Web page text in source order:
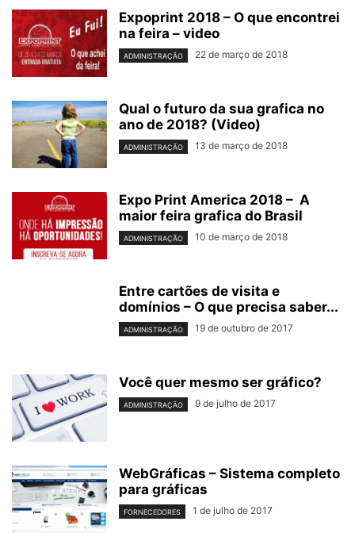
Expoprint 2018 – O que encontrei
na feira – video
ADMINISTRAÇÃO 22 de março de 2018
Qual o futuro da sua grafica no
ano de 2018? (Video)
ADMINISTRAÇÃO 13 de março de 2018
Expo Print America 2018 – A
maior feira grafica do Brasil
ADMINISTRAÇÃO 10 de março de 2018
Entre cartões de visita e
domínios – O que precisa saber...
ADMINISTRAÇÃO 19 de outubro de 2017
Você quer mesmo ser gráfico?
ADMINISTRAÇÃO 9 de julho de 2017
WebGráficas – Sistema completo
para gráficas
FORNECEDORES 1 de julho de 2017